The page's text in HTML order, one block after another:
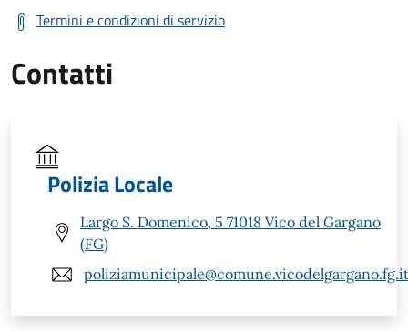
Termini e condizioni di servizio
Contatti
Polizia Locale
Largo S. Domenico, 5 71018 Vico del Gargano
(FG)
poliziamunicipale@comune.vicodelgargano.fg.it